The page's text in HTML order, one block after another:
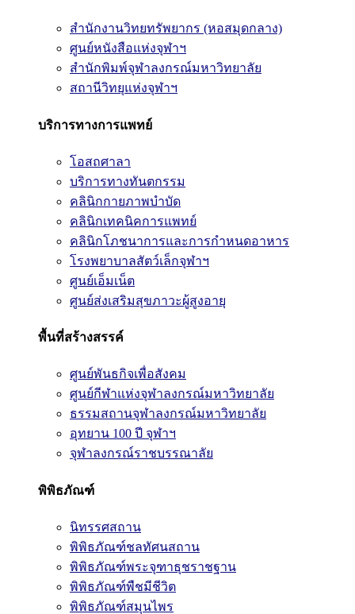
สำนักงานวิทยทรัพยากร (หอสมุดกลาง)
ศูนย์หนังสือแห่งจุฬาฯ
สำนักพิมพ์จุฬาลงกรณ์มหาวิทยาลัย
สถานีวิทยุแห่งจุฬาฯ
บริการทางการแพทย์
โอสถศาลา
บริการทางทันตกรรม
คลินิกกายภาพบำบัด
คลินิกเทคนิคการแพทย์
คลินิกโภชนาการและการกำหนดอาหาร
โรงพยาบาลสัตว์เล็กจุฬาฯ
ศูนย์เอ็มเน็ต
ศูนย์ส่งเสริมสุขภาวะผู้สูงอายุ
พื้นที่สร้างสรรค์
ศูนย์พันธกิจเพื่อสังคม
ศูนย์กีฬาแห่งจุฬาลงกรณ์มหาวิทยาลัย
ธรรมสถานจุฬาลงกรณ์มหาวิทยาลัย
อุทยาน 100 ปี จุฬาฯ
จุฬาลงกรณ์ราชบรรณาลัย
พิพิธภัณฑ์
นิทรรศสถาน
พิพิธภัณฑ์ชลทัศนสถาน
พิพิธภัณฑ์พระจุฑาธุชราชฐาน
พิพิธภัณฑ์พืชมีชีวิต
พิพิธภัณฑ์สมุนไพร